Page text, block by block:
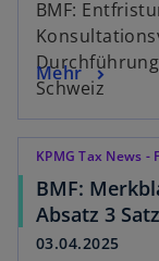
BMF:
Schweiz
Mehr
KPMG Tax News
BMF:
Absatz 3
03.04.2025